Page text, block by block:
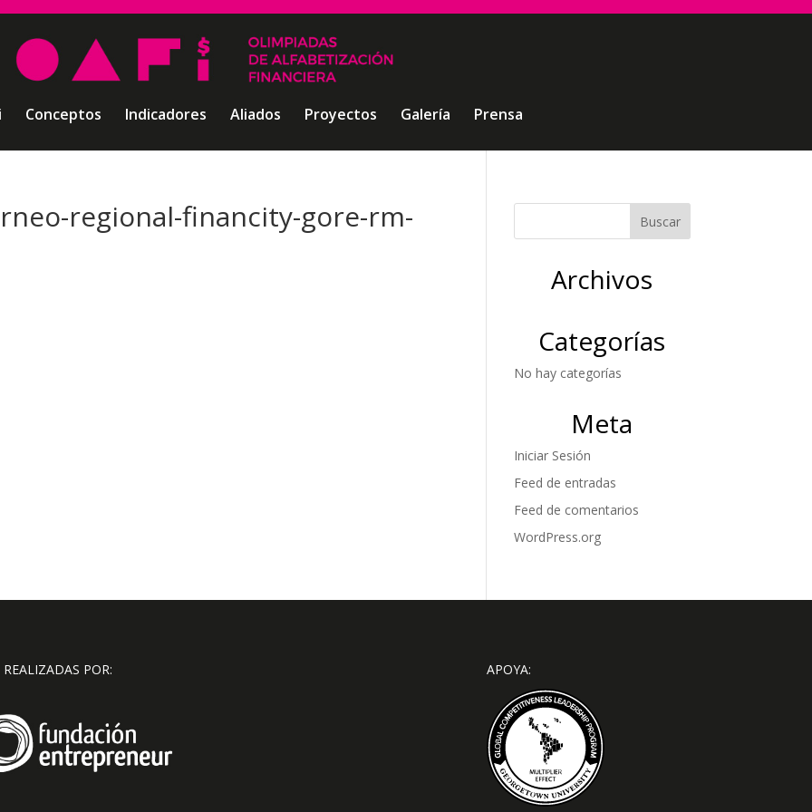
Conceptos Indicadores Aliados Proyectos Galería Prensa
regional-financity-gore-rm-
Archivos
Categorías
No hay categorías
Meta
Iniciar Sesión
Feed de entradas
Feed de comentarios
WordPress.org
POR: APOYA: